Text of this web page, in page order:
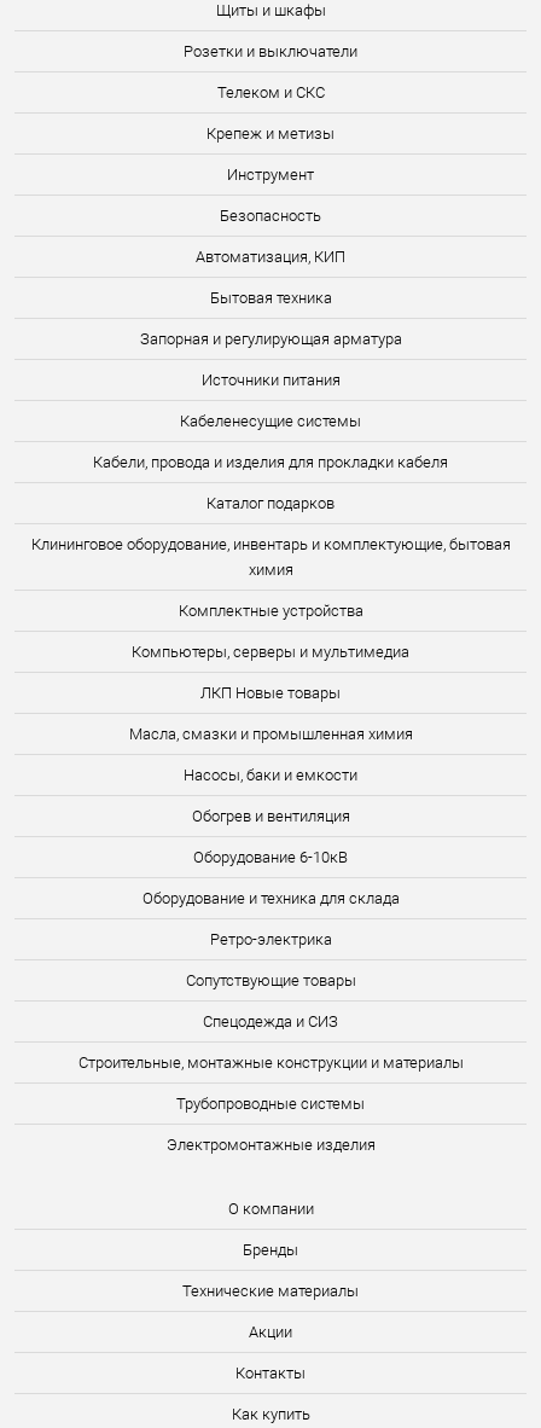
Щиты и шкафы
Розетки и выключатели
Телеком и СКС
Крепеж и метизы
Инструмент
Безопасность
Автоматизация, КИП
Бытовая техника
Запорная и регулирующая арматура
Источники питания
Кабеленесущие системы
Кабели, провода и изделия для прокладки кабеля
Каталог подарков
Клининговое оборудование, инвентарь и комплектующие, бытовая
химия
Комплектные устройства
Компьютеры, серверы и мультимедиа
ЛКП Новые товары
Масла, смазки и промышленная химия
Насосы, баки и емкости
Обогрев и вентиляция
Оборудование 6-10кВ
Оборудование и техника для склада
Ретро-электрика
Сопутствующие товары
Спецодежда и СИЗ
Строительные, монтажные конструкции и материалы
Трубопроводные системы
Электромонтажные изделия
О компании
Бренды
Технические материалы
Акции
Контакты
Как купить